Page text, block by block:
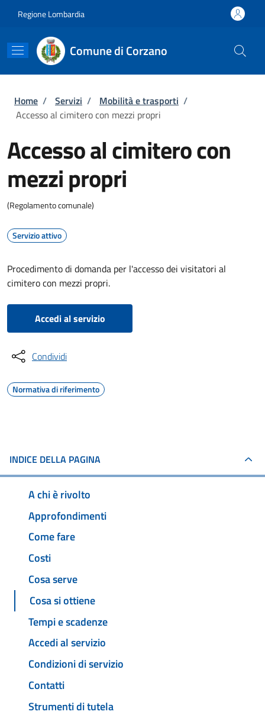
Regione Lombardia
Comune di Corzano
Briciole di pane
Home / Servizi / Mobilità e trasporti /
Accesso al cimitero con mezzi propri
Accesso al cimitero con
mezzi propri
(Regolamento comunale)
Servizio attivo
Procedimento di domanda per l'accesso dei visitatori al
cimitero con mezzi propri.
Accedi al servizio
Condividi
Normativa di riferimento
INDICE DELLA PAGINA
A chi è rivolto
Approfondimenti
Come fare
Costi
Cosa serve
Cosa si ottiene
Tempi e scadenze
Accedi al servizio
Condizioni di servizio
Contatti
Strumenti di tutela